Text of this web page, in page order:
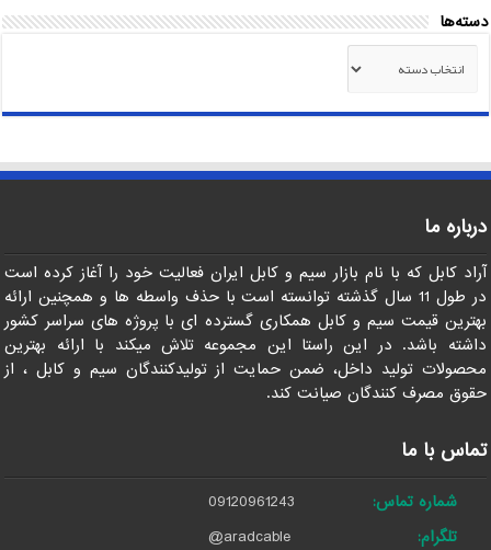
دسته‌ها
درباره ما
آراد کابل که با نام بازار سیم و کابل ایران فعالیت خود را آغاز کرده است
در طول 11 سال گذشته توانسته است با حذف واسطه ها و همچنین ارائه
بهترین قیمت سیم و کابل همکاری گسترده ای با پروژه های سراسر کشور
داشته باشد. در این راستا این مجموعه تلاش میکند با ارائه بهترین
محصولات تولید داخل، ضمن حمایت از تولیدکنندگان سیم و کابل ، از
حقوق مصرف کنندگان صیانت کند.
تماس با ما
شماره تماس:
09120961243
تلگرام:
@aradcable